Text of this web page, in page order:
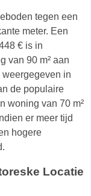
tegen een
meter. Een
€ is in
van 90 m² aan
weergegeven in
de populaire
woning van 70 m²
er meer tijd
hogere
Locatie